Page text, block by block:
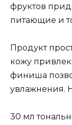
фруктов
питающие и
Продукт
кожу
финиша
увлажнения.
30 мл